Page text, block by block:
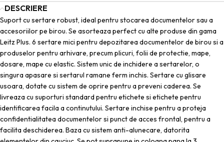
DESCRIERE
Suport cu sertare robust, ideal pentru stocarea documentelor sau a
accesoriilor pe birou. Se asorteaza perfect cu alte produse din gama
Leitz Plus. 6 sertare mici pentru depozitarea documentelor de birou si a
produselor pentru arhivare, precum plicuri, folii de protectie, mape,
dosare, mape cu elastic. Sistem unic de inchidere a sertarelor, o
singura apasare si sertarul ramane ferm inchis. Sertare cu glisare
usoara, dotate cu sistem de oprire pentru a preveni caderea. Se
livreaza cu suporturi standard pentru etichete si etichete pentru
identificarea facila a continutului. Sertare inchise pentru a proteja
confidentialitatea documentelor si punct de acces frontal, pentru a
facilita deschiderea. Baza cu sistem anti-alunecare, datorita